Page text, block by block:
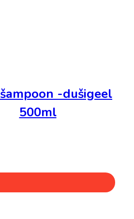
-dušigeel
500ml